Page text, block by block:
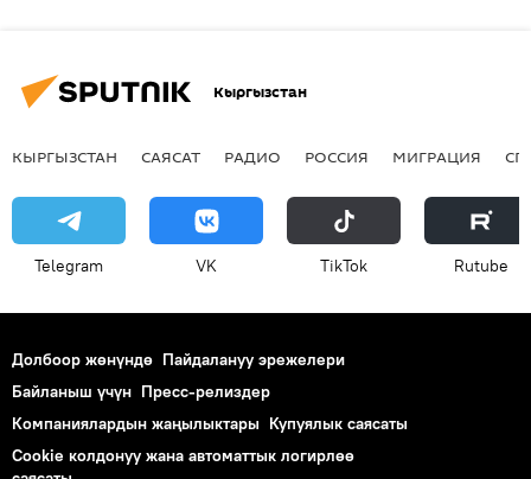
Кыргызстан
КЫРГЫЗСТАН САЯСАТ РАДИО РОССИЯ МИГРАЦИЯ
Telegram VK ТikТоk Rutube
Долбоор жөнүндө Пайдалануу эрежелери
Байланыш үчүн Пресс-релиздер
Компаниялардын жаңылыктары Купуялык саясаты
Cookie колдонуу жана автоматтык логирлөө